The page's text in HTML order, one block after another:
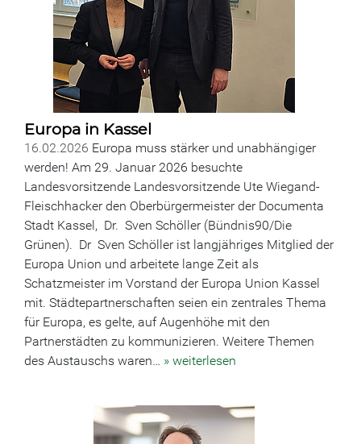
Europa in Kassel
16.02.2026 Europa muss stärker und unabhängiger
werden! Am 29. Januar 2026 besuchte
Landesvorsitzende Landesvorsitzende Ute Wiegand-
Fleischhacker den Oberbürgermeister der Documenta
Stadt Kassel, Dr. Sven Schöller (Bündnis90/Die
Grünen). Dr Sven Schöller ist langjähriges Mitglied der
Europa Union und arbeitete lange Zeit als
Schatzmeister im Vorstand der Europa Union Kassel
mit. Städtepartnerschaften seien ein zentrales Thema
für Europa, es gelte, auf Augenhöhe mit den
Partnerstädten zu kommunizieren. Weitere Themen
des Austauschs waren… » weiterlesen